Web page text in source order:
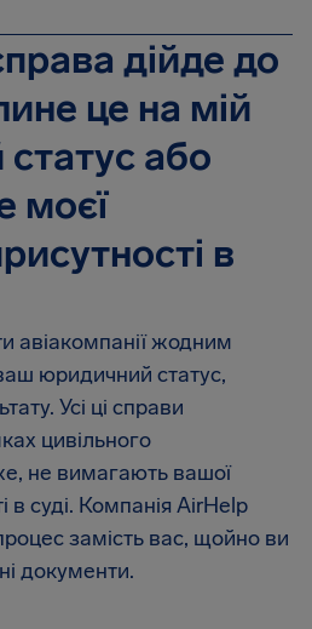
дійде до
це на мій
або
моєї
в
авіакомпанії жодним
юридичний статус,
Усі ці справи
цивільного
не вимагають вашої
в суді. Компанія AirHelp
замість вас, щойно ви
документи.